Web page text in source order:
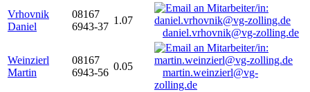
Vrhovnik
Daniel
08167
6943-37
1.07
daniel.vrhovnik@vg-zolling.de
Weinzierl
Martin
08167
6943-56
0.05
martin.weinzierl@vg-
zolling.de